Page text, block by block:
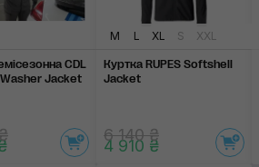
CDL
Jacket
M L XL S XXL
Куртка RUPES Softshell
Jacket
6 140 ₴
4 910 ₴